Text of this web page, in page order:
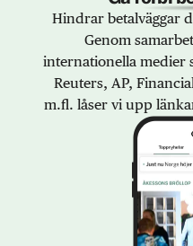
Hindrar betalväggar
Genom
internationella medier
Reuters, AP,
m.fl. låser vi upp